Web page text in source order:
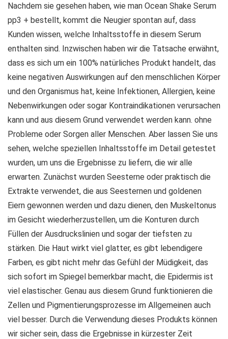
Nachdem sie gesehen haben, wie man Ocean Shake Serum
pp3 + bestellt, kommt die Neugier spontan auf, dass
Kunden wissen, welche Inhaltsstoffe in diesem Serum
enthalten sind. Inzwischen haben wir die Tatsache erwähnt,
dass es sich um ein 100% natürliches Produkt handelt, das
keine negativen Auswirkungen auf den menschlichen Körper
und den Organismus hat, keine Infektionen, Allergien, keine
Nebenwirkungen oder sogar Kontraindikationen verursachen
kann und aus diesem Grund verwendet werden kann. ohne
Probleme oder Sorgen aller Menschen. Aber lassen Sie uns
sehen, welche speziellen Inhaltsstoffe im Detail getestet
wurden, um uns die Ergebnisse zu liefern, die wir alle
erwarten. Zunächst wurden Seesterne oder praktisch die
Extrakte verwendet, die aus Seesternen und goldenen
Eiern gewonnen werden und dazu dienen, den Muskeltonus
im Gesicht wiederherzustellen, um die Konturen durch
Füllen der Ausdruckslinien und sogar der tiefsten zu
stärken. Die Haut wirkt viel glatter, es gibt lebendigere
Farben, es gibt nicht mehr das Gefühl der Müdigkeit, das
sich sofort im Spiegel bemerkbar macht, die Epidermis ist
viel elastischer. Genau aus diesem Grund funktionieren die
Zellen und Pigmentierungsprozesse im Allgemeinen auch
viel besser. Durch die Verwendung dieses Produkts können
wir sicher sein, dass die Ergebnisse in kürzester Zeit